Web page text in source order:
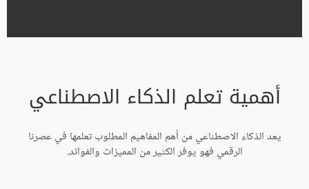
أهمية تعلم الذكاء الاصطناعي
يعد الذكاء الاصطناعي من أهم المفاهيم المطلوب تعلمها في عصرنا
الرقمي فهو يوفر الكثير من المميزات والفوائد.